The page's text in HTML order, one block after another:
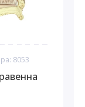
8053